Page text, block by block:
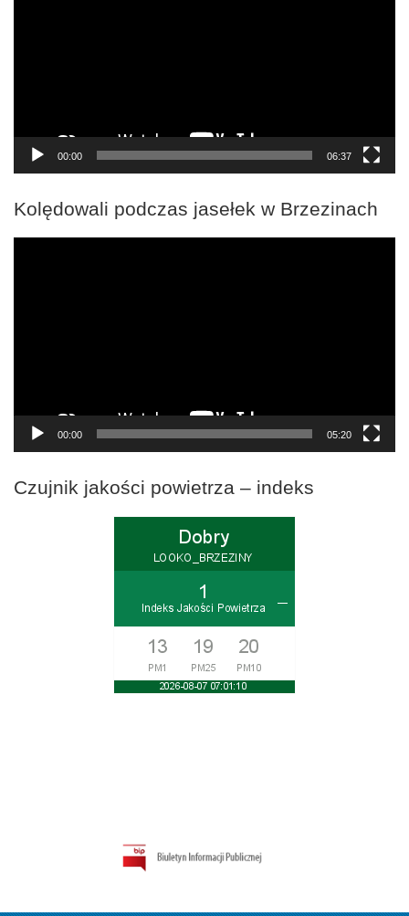
00:00 06:37
Kolędowali podczas jasełek w Brzezinach
00:00 05:20
Czujnik jakości powietrza – indeks